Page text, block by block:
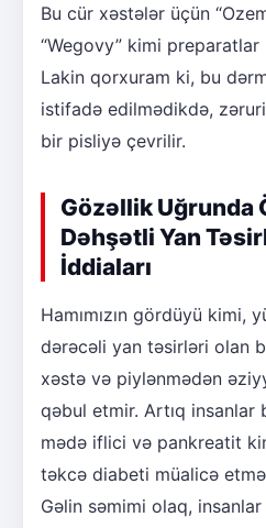
Bu cür xəstələr üçün
“Wegovy” kimi
Lakin qorxuram ki, bu
istifadə edilmədikdə,
bir pisliyə çevrilir.
Gözəllik Uğrunda
Dəhşətli Yan
İddiaları
Hamımızın gördüyü kimi,
dərəcəli yan təsirləri olan
xəstə və piylənmədən
qəbul etmir. Artıq insanlar
mədə iflici və pankreatit
təkcə diabeti müalicə
Gəlin səmimi olaq, insanlar